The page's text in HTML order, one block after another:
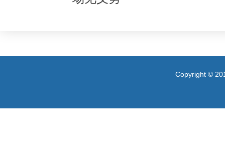
Copyright ©